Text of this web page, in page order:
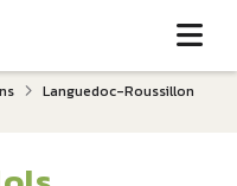
Languedoc-Roussillon